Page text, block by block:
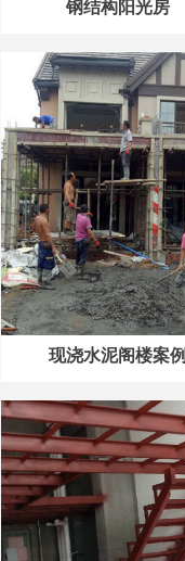
钢结构阳光房
现浇水泥阁楼案例